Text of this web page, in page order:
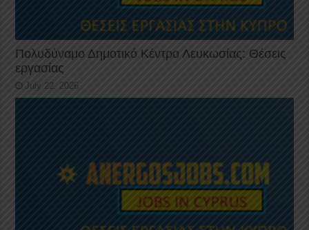
Πολυδύναμο Δημοτικό Κέντρο Λευκωσίας: Θέσεις
εργασίας
July 22, 2026